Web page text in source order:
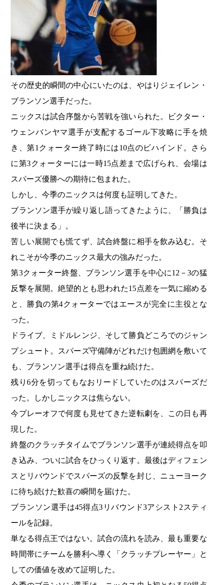
その歴史的瞬間の中心にいたのは、やはりジェイレン・
ブランソン選手だった。
ニックスは試合序盤から苦戦を強いられた。ビクター・
ウェンバンヤマ選手が支配するゴール下攻略に手を焼
き、第1クォーター終了時には10点のビハインド。さら
に第3クォーターには一時15点差まで広げられ、会場は
スパーズ優勝への期待に包まれた。
しかし、今季のニックスは何度も証明してきた。
ブランソン選手が繰り返し語ってきたように、「勝負は
後半に決まる」。
苦しい展開でも慌てず、試合終盤に相手を飲み込む。そ
れこそが今季のニックス最大の強みだった。
第3クォーター終盤、ブランソン選手を中心に12－3の猛
反撃を展開。絶望的とも思われた15点差を一気に縮める
と、勝負の第4クォーターではエースが完全に主役とな
った。
ドライブ、ミドルレンジ、そして勝負どころでのジャン
プシュート。スパーズ守備陣がどれだけ包囲網を敷いて
も、ブランソン選手は得点を重ね続けた。
残り6分を切ってもなおリードしていたのはスパーズだ
った。しかしニックスは焦らない。
今プレーオフで何度も見せてきた逆転劇を、この日も再
現した。
終盤のクラッチタイムでブランソン選手が連続得点を叩
き込み、ついに試合をひっくり返す。最後はディフェン
スとリバウンドでスパーズの反撃を封じ、ニューヨーク
に待ち続けた歓喜の瞬間を届けた。
ブランソン選手は45得点3リバウンド3アシスト2スティ
ールを記録。
単なる得点王ではない。試合の流れを読み、最も重要な
時間帯にチームを勝利へ導く「クラッチプレーヤー」と
しての価値を改めて証明した。